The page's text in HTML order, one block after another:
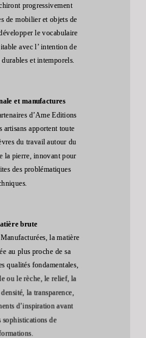
progressivement
de mobilier et objets de
le vocabulaire
avec l’ intention de
et intemporels.
et manufactures
d’Ame Editions
artisans apportent toute
du travail autour du
la pierre, innovant pour
des problématiques
brute
la matière
au plus proche de sa
qualités fondamentales,
ou le rèche, le relief, la
la transparence,
d’inspiration avant
sophistications de